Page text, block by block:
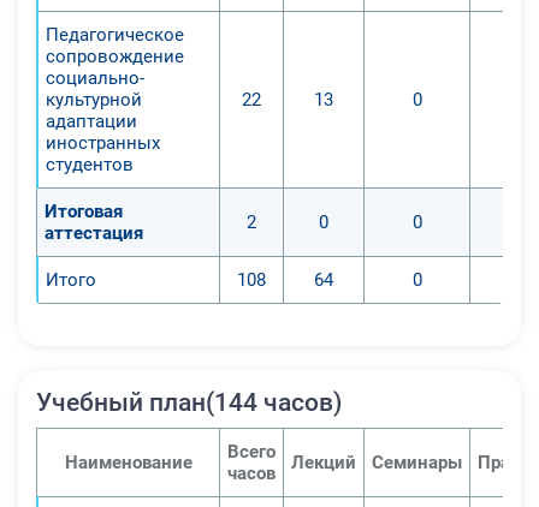
Педагогическое
сопровождение
социально-
культурной
адаптации
иностранных
студентов
22 13 0
Итоговая
аттестация
2 0 0
Итого 108 64 0
Учебный план(144 часов)
Наименование
Всего
часов
Лекций Семинары